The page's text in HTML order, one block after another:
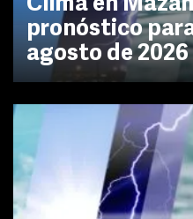
Clima en
pronóstico
agosto de 2026